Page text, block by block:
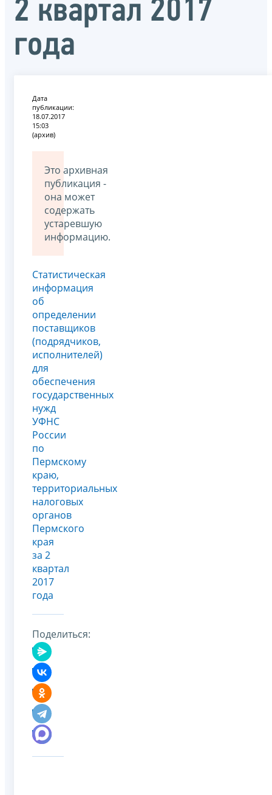
2 квартал 2017
года
Дата
публикации:
18.07.2017
15:03
(архив)
Это архивная
публикация -
она может
содержать
устаревшую
информацию.
Статистическая
информация
об
определении
поставщиков
(подрядчиков,
исполнителей)
для
обеспечения
государственных
нужд
УФНС
России
по
Пермскому
краю,
территориальных
налоговых
органов
Пермского
края
за 2
квартал
2017
года
Поделиться: